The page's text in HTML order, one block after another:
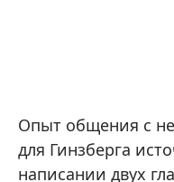
Опыт общения с
для Гинзберга
написании двух